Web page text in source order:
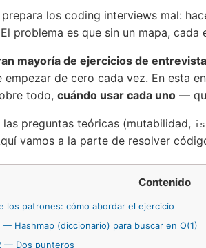
los coding interviews mal:
El problema es que sin un mapa,
mayoría de ejercicios de
empezar de cero cada vez. En esta
todo, cuándo usar cada uno —
preguntas teóricas (mutabilidad, is
vamos a la parte de resolver
Contenido
los patrones: cómo abordar el ejercicio
— Hashmap (diccionario) para buscar en O(1)
— Dos punteros